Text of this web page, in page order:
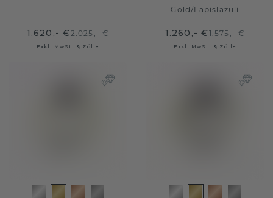
1.620,- €2.025,- €
Exkl. MwSt. & Zölle
Gold/Lapislazuli
1.260,- €1.575,- €
Exkl. MwSt. & Zölle